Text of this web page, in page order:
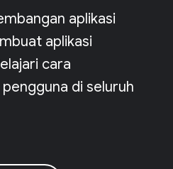
aplikasi
aplikasi
cara
di seluruh